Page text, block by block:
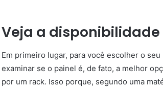
Veja a disponibilidade
Em primeiro lugar, para você escolher o
examinar se o painel é, de fato, a melhor
por um rack. Isso porque, segundo uma